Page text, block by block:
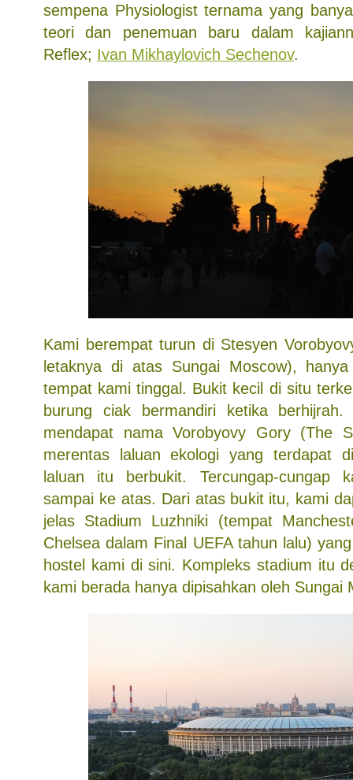
sempena Physiologist ternama yang
teori dan penemuan baru dalam
Reflex; Ivan Mikhaylovich Sechenov.
Kami berempat turun di Stesyen
letaknya di atas Sungai Moscow),
tempat kami tinggal. Bukit kecil di situ
burung ciak bermandiri ketika
mendapat nama Vorobyovy Gory (The
merentas laluan ekologi yang terdapat
laluan itu berbukit. Tercungap-cungap
sampai ke atas. Dari atas bukit itu, kami
jelas Stadium Luzhniki (tempat
Chelsea dalam Final UEFA tahun lalu)
hostel kami di sini. Kompleks stadium itu
kami berada hanya dipisahkan oleh Sungai